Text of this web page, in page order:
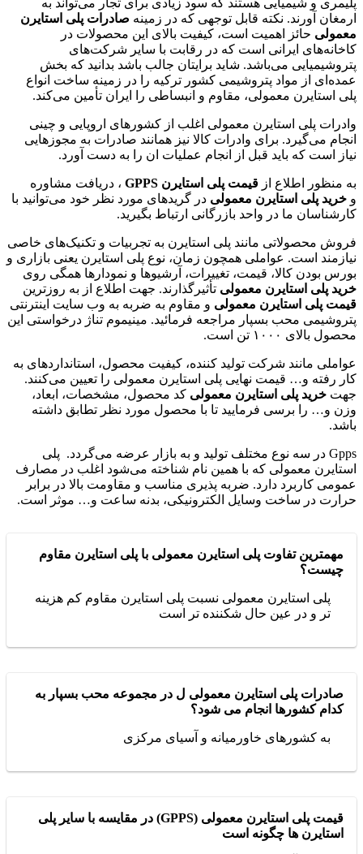
پلیمری و شیمیایی هستند که سود زیادی برای تجار می‌تواند به
ارمغان آورند. نکته قابل توجهی که در زمینه صادرات پلی استایرن
معمولی حائز اهمیت است، کیفیت بالای این محصولات در
کاخانه‌های ایرانی است که در رقابت با سایر شرکت‌های
پتروشیمیایی می‌باشد. شاید برایتان جالب باشد بدانید که بخش
عمده‌ای از مواد پتروشیمی کشور ترکیه را در زمینه ساخت انواع
پلی استایرن معمولی، مقاوم و انبساطی را ایران تأمین می‌کند.
وادرات پلی استایرن معمولی اغلب از کشورهای اروپایی و چینی
انجام می‌گیرد. برای وادرات کالا نیز همانند صادرات به مجوزهایی
نیاز است که باید قبل از انجام عملیات ان را به دست آورد.
به منظور اطلاع از قیمت پلی استایرن GPPS ، دریافت مشاوره
و خرید پلی استایرن معمولی در گریدهای مورد نظر خود می‌توانید با
کارشناسان ما در واحد بازرگانی ارتباط بگیرید.
فروش محصولاتی مانند پلی استایرن به تجربیات و تکنیک‌های خاصی
نیازمند است. عواملی همچون زمان، نوع پلی استایرن یعنی بازاری و
بورس بودن کالا، قیمت، تغییرات، آرشیوها و نمودارها همگی روی
خرید پلی استایرن معمولی تأثیرگذارند. جهت اطلاع از به روزترین
قیمت‌ پلی استایرن معمولی و مقاوم به ضربه به وب سایت اینترنتی
پتروشیمی محب بسپار مراجعه فرمائید. مینیموم تناژ درخواستی این
محصول بالای ۱۰۰۰ تن است.
عواملی مانند شرکت تولید کننده، کیفیت محصول، استانداردهای به
کار رفته و… قیمت نهایی پلی استایرن معمولی را تعیین می‌کنند.
جهت خرید پلی استایرن معمولی کد محصول، مشخصات، ابعاد،
وزن و… را برسی فرمایید تا با محصول مورد نظر تطابق داشته
باشد.
Gpps در سه نوع مختلف تولید و به بازار عرضه می‌گردد. پلی
استایرن معمولی که با همین نام شناخته می‌شود اغلب در مصارف
عمومی کاربرد دارد. ضربه پذیری مناسب و مقاومت بالا در برابر
حرارت در ساخت وسایل الکترونیکی، بدنه ساعت و… موثر است.
مهمترین تفاوت پلی استایرن معمولی با پلی استایرن مقاوم
چیست؟
پلی استایرن معمولی نسبت پلی استایرن مقاوم کم هزینه
تر و در عین حال شکننده تر است
صادرات پلی استایرن معمولی ل در مجموعه محب بسپار به
کدام کشورها انجام می شود؟
به کشورهای خاورمیانه و آسیای مرکزی
قیمت پلی استایرن معمولی (GPPS) در مقایسه با سایر پلی
استایرن ها چگونه است